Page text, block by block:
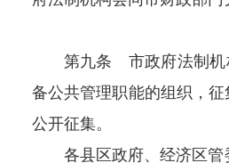
（七）统一
（八）其他
第七条
各
责如下：